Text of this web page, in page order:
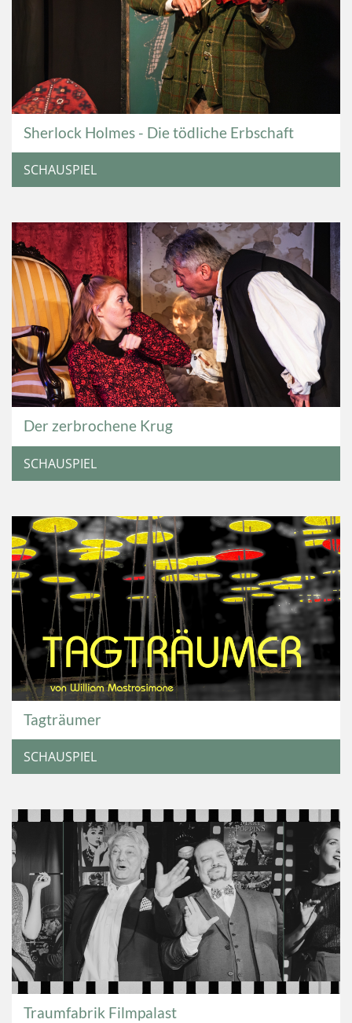
Sherlock Holmes - Die tödliche Erbschaft
SCHAUSPIEL
Der zerbrochene Krug
SCHAUSPIEL
Tagträumer
SCHAUSPIEL
Traumfabrik Filmpalast